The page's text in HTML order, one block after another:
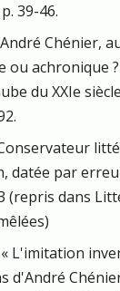
39-46.
Chénier,
ou achronique
du XXIe
datée par
(repris dans
L'imitation
d'André